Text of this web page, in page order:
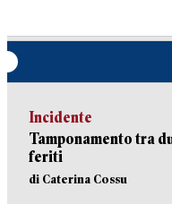
Incidente
Tamponamento tra
feriti
di Caterina Cossu